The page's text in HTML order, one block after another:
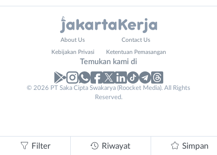
Jakarta
Filter Riwayat Simpan
About Us Contact Us
Kebijakan Privasi Ketentuan Pemasangan
Temukan kami di
© 2026 PT Saka Cipta Swakarya (Roocket Media). All Rights
Reserved.